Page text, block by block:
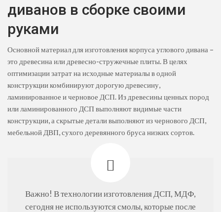
диванов в сборке своими
руками
Основной материал для изготовления корпуса углового дивана –
это древесина или древесно-стружечные плиты. В целях
оптимизации затрат на исходные материалы в одной
конструкции комбинируют дорогую древесину,
ламинированное и черновое ДСП. Из древесины ценных пород
или ламинированного ДСП выполняют видимые части
конструкции, а скрытые детали выполняют из чернового ДСП,
мебельной ДВП, сухого деревянного бруса низких сортов.
Важно! В технологии изготовления ДСП, МДФ,
сегодня не используются смолы, которые после